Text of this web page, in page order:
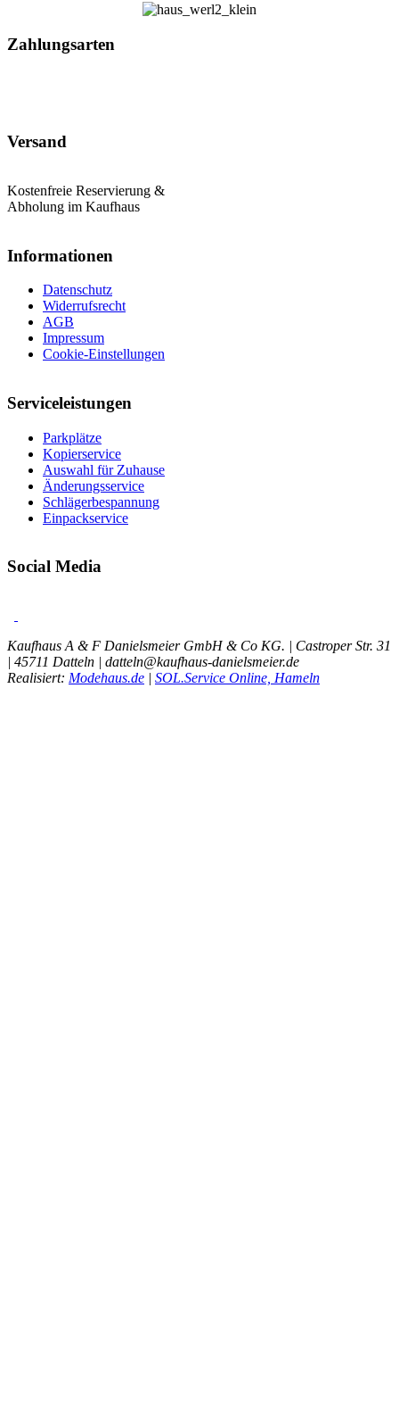
Zahlungsarten
Versand
Kostenfreie Reservierung &
Abholung im Kaufhaus
Informationen
Datenschutz
Widerrufsrecht
AGB
Impressum
Cookie-Einstellungen
Serviceleistungen
Parkplätze
Kopierservice
Auswahl für Zuhause
Änderungsservice
Schlägerbespannung
Einpackservice
Social Media
Kaufhaus A & F Danielsmeier GmbH & Co KG. | Castroper Str. 31
| 45711 Datteln | datteln@kaufhaus-danielsmeier.de
Realisiert: Modehaus.de | SOL.Service Online, Hameln